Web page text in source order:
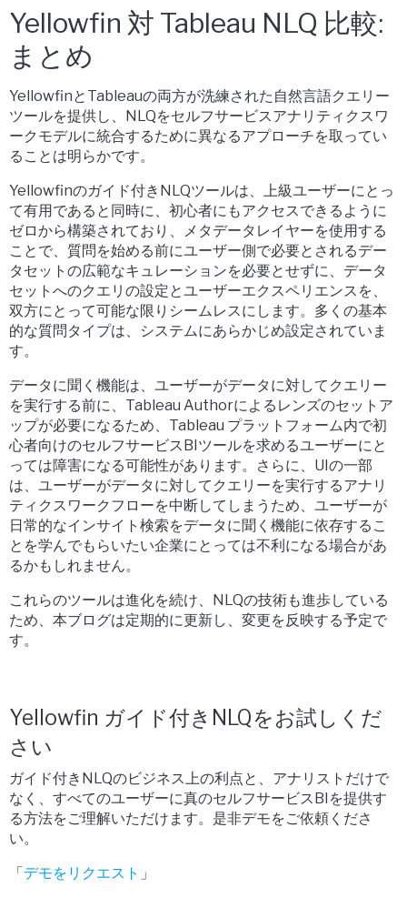
Yellowfin 対 Tableau NLQ 比較:
まとめ
YellowfinとTableauの両方が洗練された自然言語クエリー
ツールを提供し、NLQをセルフサービスアナリティクスワ
ークモデルに統合するために異なるアプローチを取ってい
ることは明らかです。
Yellowfinのガイド付きNLQツールは、上級ユーザーにとっ
て有用であると同時に、初心者にもアクセスできるように
ゼロから構築されており、メタデータレイヤーを使用する
ことで、質問を始める前にユーザー側で必要とされるデー
タセットの広範なキュレーションを必要とせずに、データ
セットへのクエリの設定とユーザーエクスペリエンスを、
双方にとって可能な限りシームレスにします。多くの基本
的な質問タイプは、システムにあらかじめ設定されていま
す。
データに聞く機能は、ユーザーがデータに対してクエリー
を実行する前に、Tableau Authorによるレンズのセットア
ップが必要になるため、Tableau プラットフォーム内で初
心者向けのセルフサービスBIツールを求めるユーザーにと
っては障害になる可能性があります。さらに、UIの一部
は、ユーザーがデータに対してクエリーを実行するアナリ
ティクスワークフローを中断してしまうため、ユーザーが
日常的なインサイト検索をデータに聞く機能に依存するこ
とを学んでもらいたい企業にとっては不利になる場合があ
るかもしれません。
これらのツールは進化を続け、NLQの技術も進歩している
ため、本ブログは定期的に更新し、変更を反映する予定で
す。
Yellowfin ガイド付きNLQをお試しくだ
さい
ガイド付きNLQのビジネス上の利点と、アナリストだけで
なく、すべてのユーザーに真のセルフサービスBIを提供す
る方法をご理解いただけます。是非デモをご依頼くださ
い。
「デモをリクエスト 」